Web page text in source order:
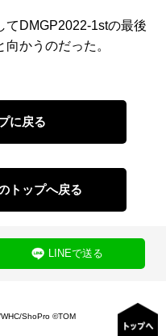
DMGP2022-1stの最後
かうのだった。
に戻る
トップへ戻る
LINEで送る
ShoPro ©TOM